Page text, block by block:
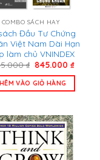
COMBO SÁCH HAY
Đầu Tư Chứng
Việt Nam Dài Hạn
làm chủ VNINDEX
₫ Giá
là:
1.235.000 ₫.
845.000₫Giá
VÀO GIỎ HÀNG